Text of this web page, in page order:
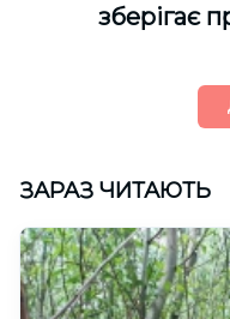
зберігає
ЗАРАЗ ЧИТАЮТЬ